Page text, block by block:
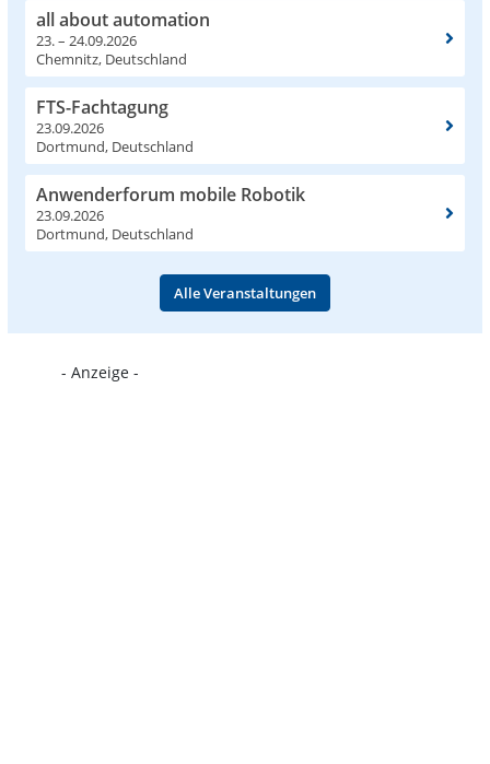
all about automation
23. – 24.09.2026
Chemnitz, Deutschland
FTS-Fachtagung
23.09.2026
Dortmund, Deutschland
Anwenderforum mobile Robotik
23.09.2026
Dortmund, Deutschland
Alle Veranstaltungen
- Anzeige -